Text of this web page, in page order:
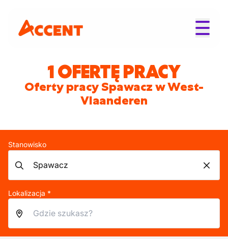
1 OFERTĘ PRACY
Oferty pracy Spawacz w West-
Vlaanderen
Stanowisko
Lokalizacja *